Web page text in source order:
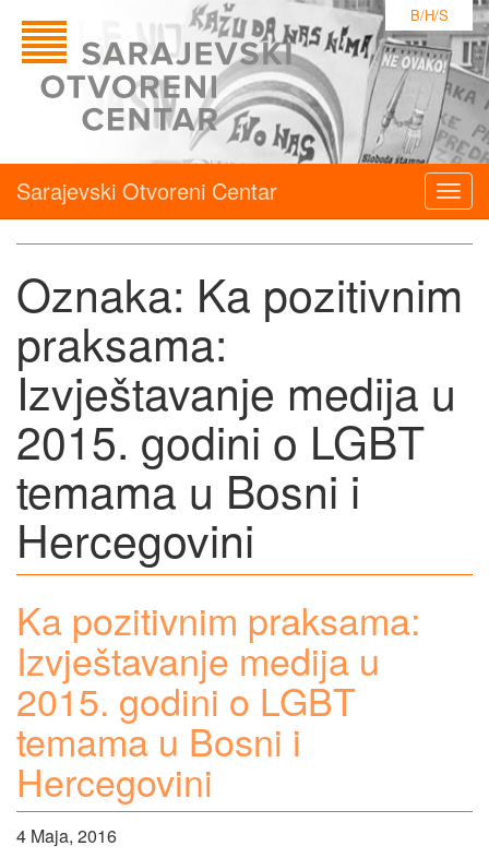
B/H/S
Sarajevski Otvoreni Centar
Oznaka: Ka pozitivnim
praksama:
Izvještavanje medija u
2015. godini o LGBT
temama u Bosni i
Hercegovini
Ka pozitivnim praksama:
Izvještavanje medija u
2015. godini o LGBT
temama u Bosni i
Hercegovini
4 Maja, 2016